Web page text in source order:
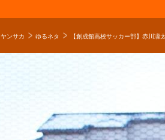
ヤンサカ ゆるネタ